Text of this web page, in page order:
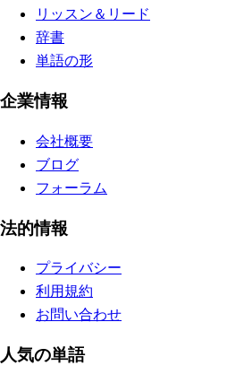
リッスン＆リード
辞書
単語の形
企業情報
会社概要
ブログ
フォーラム
法的情報
プライバシー
利用規約
お問い合わせ
人気の単語